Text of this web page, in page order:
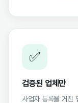
✅
검증된 업체만
사업자 등록을 거친